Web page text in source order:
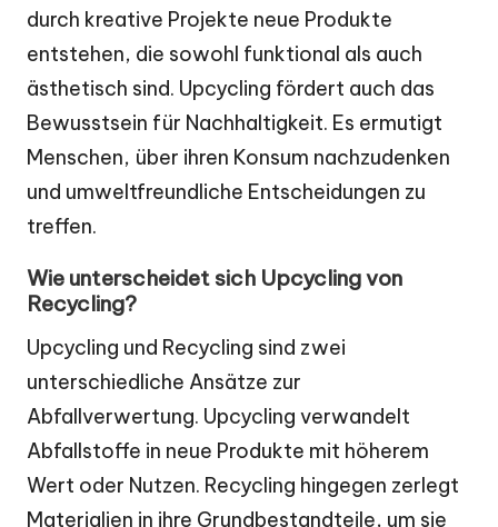
durch kreative Projekte neue Produkte
entstehen, die sowohl funktional als auch
ästhetisch sind. Upcycling fördert auch das
Bewusstsein für Nachhaltigkeit. Es ermutigt
Menschen, über ihren Konsum nachzudenken
und umweltfreundliche Entscheidungen zu
treffen.
Wie unterscheidet sich Upcycling von
Recycling?
Upcycling und Recycling sind zwei
unterschiedliche Ansätze zur
Abfallverwertung. Upcycling verwandelt
Abfallstoffe in neue Produkte mit höherem
Wert oder Nutzen. Recycling hingegen zerlegt
Materialien in ihre Grundbestandteile, um sie